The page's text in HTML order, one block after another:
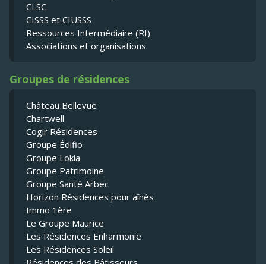
CLSC
CISSS et CIUSSS
Ressources Intermédiaire (RI)
Associations et organisations
Groupes de résidences
Château Bellevue
Chartwell
Cogir Résidences
Groupe Édifio
Groupe Lokia
Groupe Patrimoine
Groupe Santé Arbec
Horizon Résidences pour aînés
Immo 1ère
Le Groupe Maurice
Les Résidences Enharmonie
Les Résidences Soleil